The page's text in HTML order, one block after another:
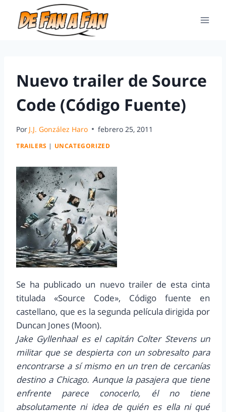
Nuevo trailer de Source
Code (Código Fuente)
Por J.J. González Haro febrero 25, 2011
TRAILERS | UNCATEGORIZED
Se ha publicado un nuevo trailer de esta cinta
titulada «Source Code», Código fuente en
castellano, que es la segunda película dirigida por
Duncan Jones (Moon).
Jake Gyllenhaal es el capitán Colter Stevens un
militar que se despierta con un sobresalto para
encontrarse a sí mismo en un tren de cercanías
destino a Chicago. Aunque la pasajera que tiene
enfrente parece conocerlo, él no tiene
absolutamente ni idea de quién es ella ni qué